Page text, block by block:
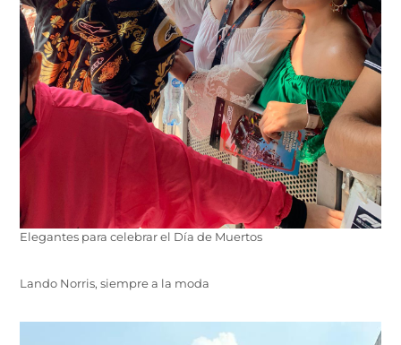
Elegantes para celebrar el Día de Muertos
Lando Norris, siempre a la moda